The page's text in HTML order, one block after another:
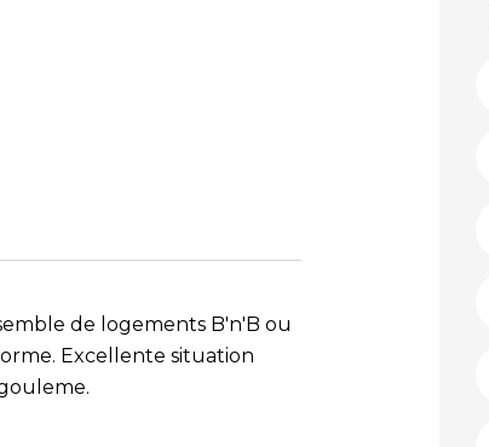
de logements B'n'B ou
Excellente situation